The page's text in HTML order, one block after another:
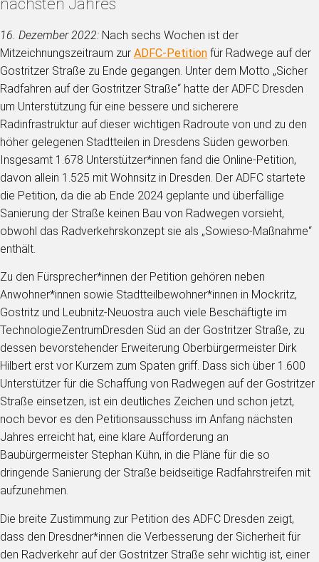
nächsten Jahres
16. Dezember 2022: Nach sechs Wochen ist der
Mitzeichnungszeitraum zur ADFC-Petition für Radwege auf der
Gostritzer Straße zu Ende gegangen. Unter dem Motto „Sicher
Radfahren auf der Gostritzer Straße“ hatte der ADFC Dresden
um Unterstützung für eine bessere und sicherere
Radinfrastruktur auf dieser wichtigen Radroute von und zu den
höher gelegenen Stadtteilen in Dresdens Süden geworben.
Insgesamt 1.678 Unterstützer*innen fand die Online-Petition,
davon allein 1.525 mit Wohnsitz in Dresden. Der ADFC startete
die Petition, da die ab Ende 2024 geplante und überfällige
Sanierung der Straße keinen Bau von Radwegen vorsieht,
obwohl das Radverkehrskonzept sie als „Sowieso-Maßnahme“
enthält.
Zu den Fürsprecher*innen der Petition gehören neben
Anwohner*innen sowie Stadtteilbewohner*innen in Mockritz,
Gostritz und Leubnitz-Neuostra auch viele Beschäftigte im
TechnologieZentrumDresden Süd an der Gostritzer Straße, zu
dessen bevorstehender Erweiterung Oberbürgermeister Dirk
Hilbert erst vor Kurzem zum Spaten griff. Dass sich über 1.600
Unterstützer für die Schaffung von Radwegen auf der Gostritzer
Straße einsetzen, ist ein deutliches Zeichen und schon jetzt,
noch bevor es den Petitionsausschuss im Anfang nächsten
Jahres erreicht hat, eine klare Aufforderung an
Baubürgermeister Stephan Kühn, in die Pläne für die so
dringende Sanierung der Straße beidseitige Radfahrstreifen mit
aufzunehmen.
Die breite Zustimmung zur Petition des ADFC Dresden zeigt,
dass den Dresdner*innen die Verbesserung der Sicherheit für
den Radverkehr auf der Gostritzer Straße sehr wichtig ist, einer